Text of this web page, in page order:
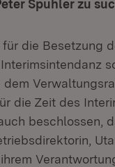
Spuhler zu
für die Besetzung
dem
die Zeit des
beschlossen,